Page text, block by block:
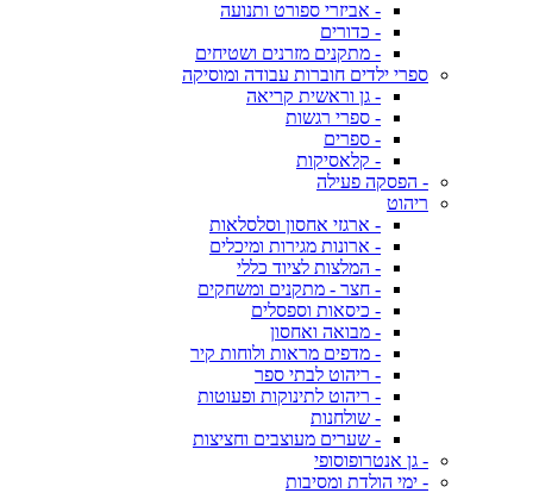
- אביזרי ספורט ותנועה
- כדורים
- מתקנים מזרנים ושטיחים
ספרי ילדים חוברות עבודה ומוסיקה
- גן וראשית קריאה
- ספרי רגשות
- ספרים
- קלאסיקות
- הפסקה פעילה
ריהוט
- ארגזי אחסון וסלסלאות
- ארונות מגירות ומיכלים
- המלצות לציוד כללי
- חצר - מתקנים ומשחקים
- כיסאות וספסלים
- מבואה ואחסון
- מדפים מראות ולוחות קיר
- ריהוט לבתי ספר
- ריהוט לתינוקות ופעוטות
- שולחנות
- שערים מעוצבים וחציצות
- גן אנטרופוסופי
- ימי הולדת ומסיבות